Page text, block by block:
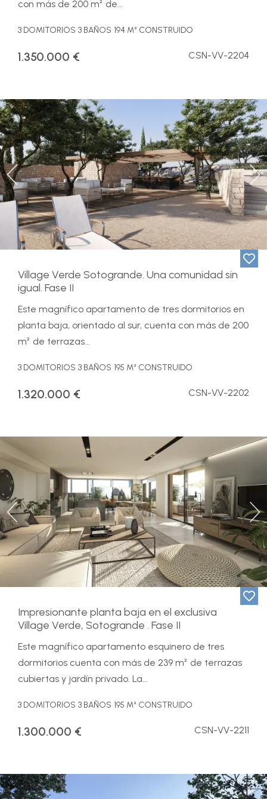
con más de 200 m² de...
3 DOMITORIOS 3 BAÑOS 194 M² CONSTRUIDO
1.350.000 € CSN-VV-2204
Previous
Village Verde Sotogrande. Una comunidad sin
igual. Fase II
Este magnífico apartamento de tres dormitorios en
planta baja, orientado al sur, cuenta con más de 200
m² de terrazas...
3 DOMITORIOS 3 BAÑOS 195 M² CONSTRUIDO
1.320.000 € CSN-VV-2202
Previous
Impresionante planta baja en el exclusiva
Village Verde, Sotogrande . Fase II
Este magnífico apartamento esquinero de tres
dormitorios cuenta con más de 239 m² de terrazas
cubiertas y jardín privado. La...
3 DOMITORIOS 3 BAÑOS 195 M² CONSTRUIDO
1.300.000 € CSN-VV-2211